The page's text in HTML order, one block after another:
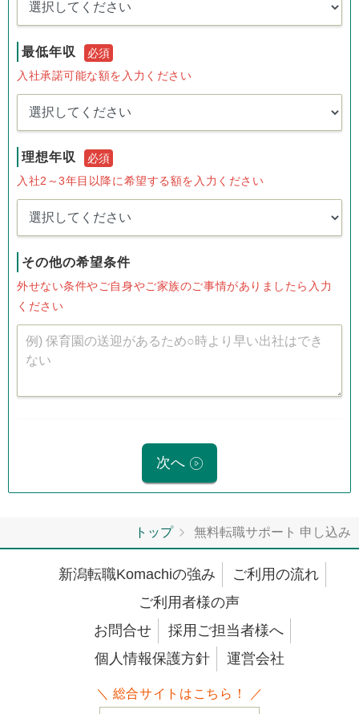
最低年収
必須
入社承諾可能な額を入力ください
理想年収
必須
入社2～3年目以降に希望する額を入力ください
その他の希望条件
外せない条件やご自身やご家族のご事情がありましたら入力
ください
次へ
トップ 無料転職サポート 申し込み
新潟転職Komachiの強み
ご利用の流れ
ご利用者様の声
お問合せ
採用ご担当者様へ
個人情報保護方針
運営会社
＼ 総合サイトはこちら！ ／